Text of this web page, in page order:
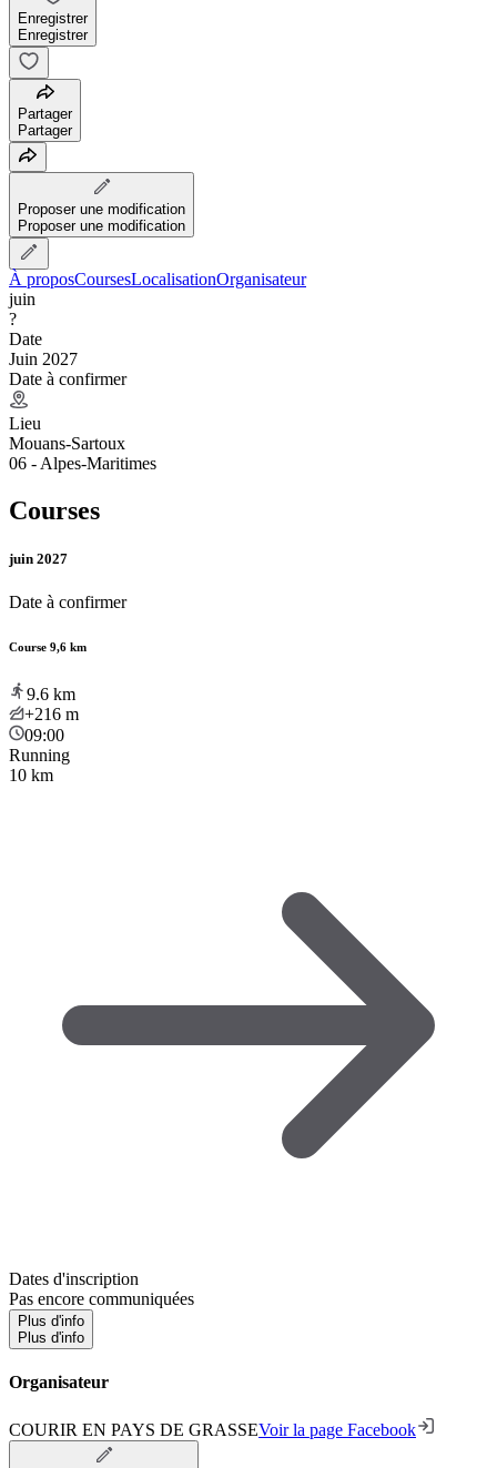
Enregistrer
Enregistrer
Partager
Partager
Proposer une modification
Proposer une modification
À proposCoursesLocalisationOrganisateur
juin
?
Date
Juin 2027
Date à confirmer
Lieu
Mouans-Sartoux
06 - Alpes-Maritimes
Courses
juin 2027
Date à confirmer
Course 9,6 km
9.6 km
+216 m
09:00
Running
10 km
Dates d'inscription
Pas encore communiquées
Plus d'info
Plus d'info
Organisateur
COURIR EN PAYS DE GRASSEVoir la page Facebook